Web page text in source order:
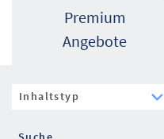
Premium
Angebote